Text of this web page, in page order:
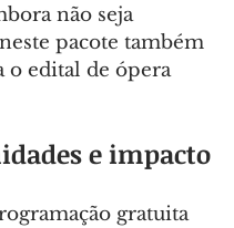
não seja
pacote também
o edital de ópera
e impacto
gratuita